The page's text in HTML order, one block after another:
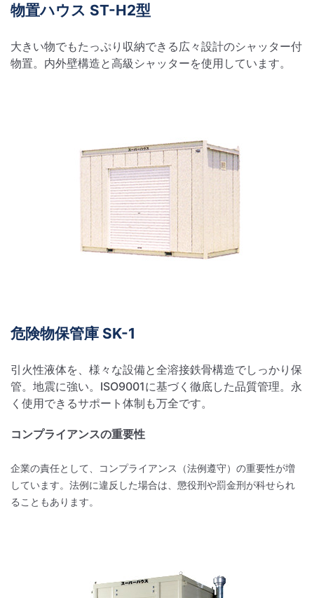
物置ハウス ST-H2型
大きい物でもたっぷり収納できる広々設計のシャッター付
物置。内外壁構造と高級シャッターを使用しています。
危険物保管庫 SK-1
引火性液体を、様々な設備と全溶接鉄骨構造でしっかり保
管。地震に強い。ISO9001に基づく徹底した品質管理。永
く使用できるサポート体制も万全です。
コンプライアンスの重要性
企業の責任として、コンプライアンス（法例遵守）の重要性が増
しています。法例に違反した場合は、懲役刑や罰金刑が科せられ
ることもあります。